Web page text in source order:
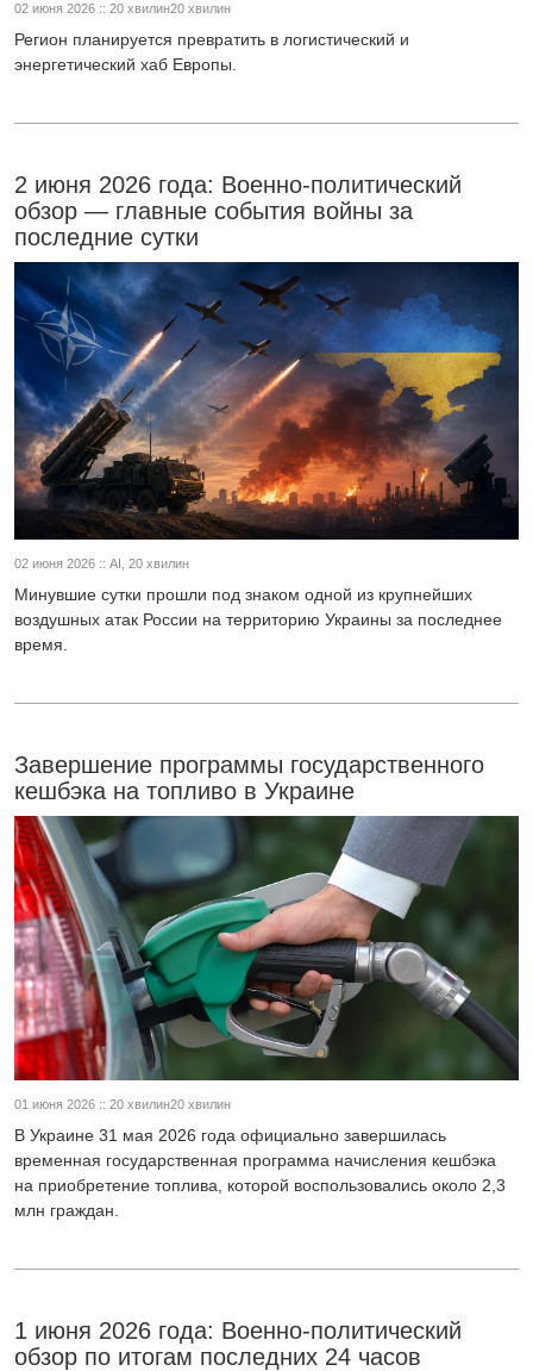
02 июня 2026 :: 20 хвилин20 хвилин
Регион планируется превратить в логистический и
энергетический хаб Европы.
2 июня 2026 года: Военно-политический
обзор — главные события войны за
последние сутки
02 июня 2026 :: AI, 20 хвилин
Минувшие сутки прошли под знаком одной из крупнейших
воздушных атак России на территорию Украины за последнее
время.
Завершение программы государственного
кешбэка на топливо в Украине
01 июня 2026 :: 20 хвилин20 хвилин
В Украине 31 мая 2026 года официально завершилась
временная государственная программа начисления кешбэка
на приобретение топлива, которой воспользовались около 2,3
млн граждан.
1 июня 2026 года: Военно-политический
обзор по итогам последних 24 часов